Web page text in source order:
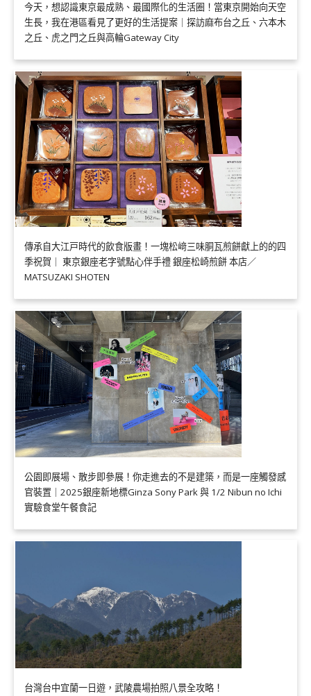
今天，想認識東京最成熟、最國際化的生活圈！當東京開始向天空
生長，我在港區看見了更好的生活提案｜探訪麻布台之丘、六本木
之丘、虎之門之丘與高輪Gateway City
傳承自大江戸時代的飲食版畫！一塊松﨑三味胴瓦煎餅獻上的的四
季祝賀｜ 東京銀座老字號點心伴手禮 銀座松崎煎餅 本店／
MATSUZAKI SHOTEN
公園即展場、散步即參展！你走進去的不是建築，而是一座觸發感
官裝置｜2025銀座新地標Ginza Sony Park 與 1/2 Nibun no Ichi
實驗食堂午餐食記
台灣台中宜蘭一日遊，武陵農場拍照八景全攻略！